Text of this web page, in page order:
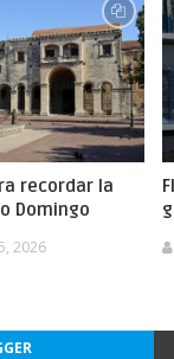
recordar la
Domingo
2026